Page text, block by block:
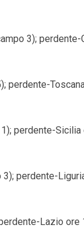
3); perdente-
perdente-
perdente-Sicilia
perdente-
Lazio ore